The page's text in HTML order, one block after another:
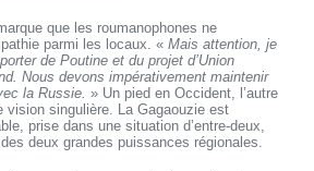
que les roumanophones ne
parmi les locaux. «Mais attention, je
de Poutine et du projet d’Union
Nous devons impérativement maintenir
la Russie. » Un pied en Occident, l’autre
vision singulière. La Gagaouzie est
prise dans une situation d’entre-deux,
deux grandes puissances régionales.